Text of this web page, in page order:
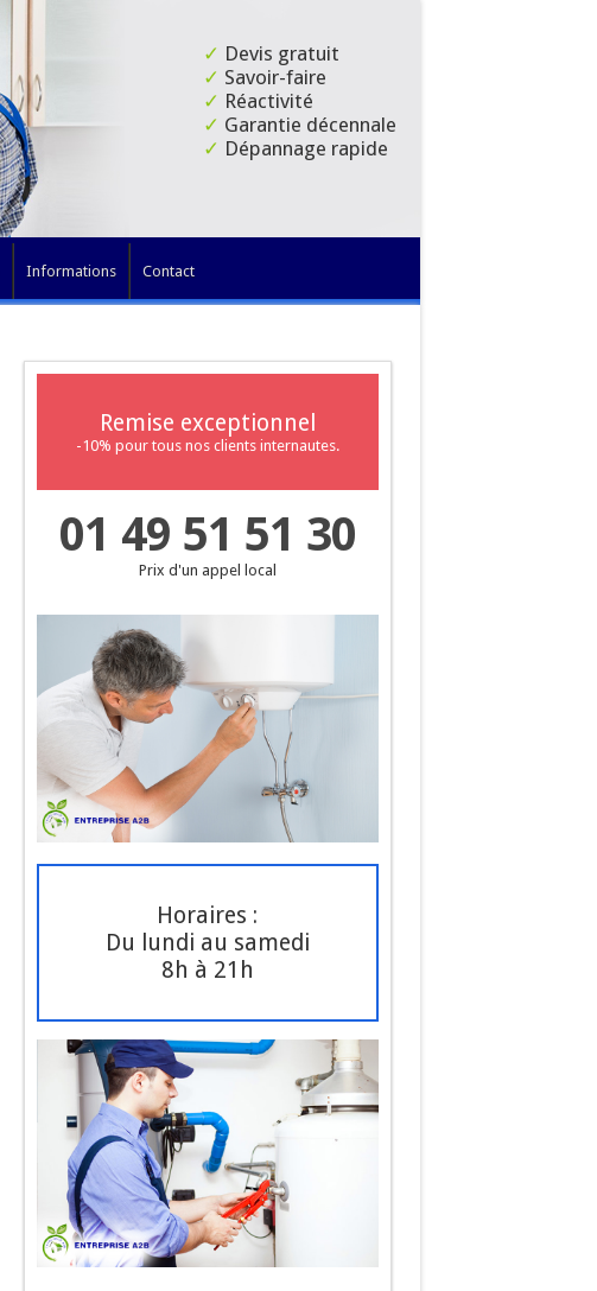
✓ Devis gratuit
✓ Savoir-faire
✓ Réactivité
✓ Garantie décennale
✓ Dépannage rapide
Informations Contact
Remise exceptionnel
-10% pour tous nos clients internautes.
01 49 51 51 30
Prix d'un appel local
Horaires :
Du lundi au samedi
8h à 21h